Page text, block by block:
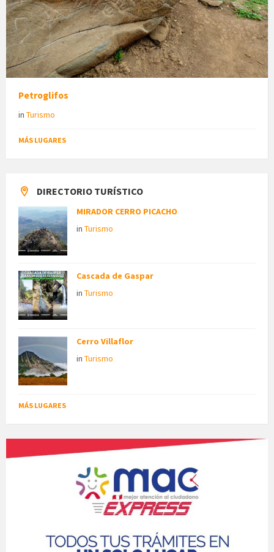
Petroglifos
in Turismo
MÁS LUGARES
DIRECTORIO TURÍSTICO
MIRADOR CERRO PICACHO
in Turismo
Cascada de Gaspar
in Turismo
Cerro Villaflor
in Turismo
MÁS LUGARES